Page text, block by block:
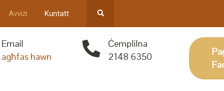
Avviżi Kuntatt
Email
agħfas hawn
Ċemplilna
2148 6350